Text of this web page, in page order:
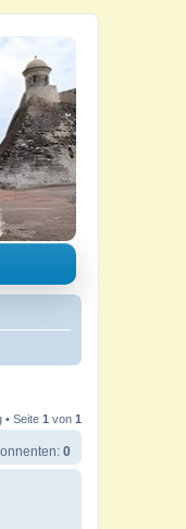
• Seite 1 von 1
0